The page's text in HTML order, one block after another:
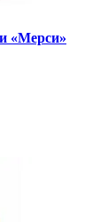
«Мерси»